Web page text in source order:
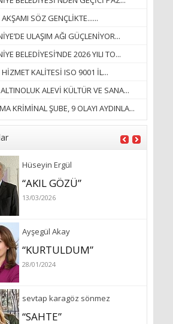
SÖZ GENÇLİKTE......
ULAŞIM AĞI GÜÇLENİYOR...
BELEDİYESİ’NDE 2026 YILI TO...
HİZMET KALİTESİ ISO 9001 İL...
ALEVİ KÜLTÜR VE SANA...
KRİMİNAL ŞUBE, 9 OLAYI AYDINLA...
İlknur Solmaz Çoban
“DOĞANIN GÜLEÇ
ÖZLERKEN…”
23/11/2025
“Ne çok şey oldu
unutulmaması gereken”
Hüseyin Ergül
“AKIL GÖZÜ”
13/03/2026
Ayşegül Akay
“KURTULDUM”
28/01/2024
sevtap karagöz sönmez
“SAHTE”